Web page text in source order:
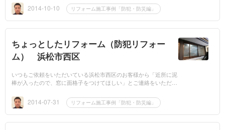
ま...
2014-10-10 リフォーム施工事例「防犯・防災編」
ちょっとしたリフォーム（防犯リフォー
ム） 浜松市西区
いつもご依頼をいただいている浜松市西区のお客様から「近所に泥
棒が入ったので、窓に面格子をつけてほしい」とご連絡をいただ
取り... 2014-07-31 リフォーム施工事例「防犯・防災編」